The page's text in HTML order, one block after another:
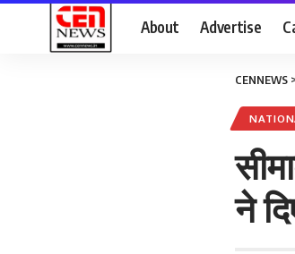
About Advertise
CENNEWS
ने